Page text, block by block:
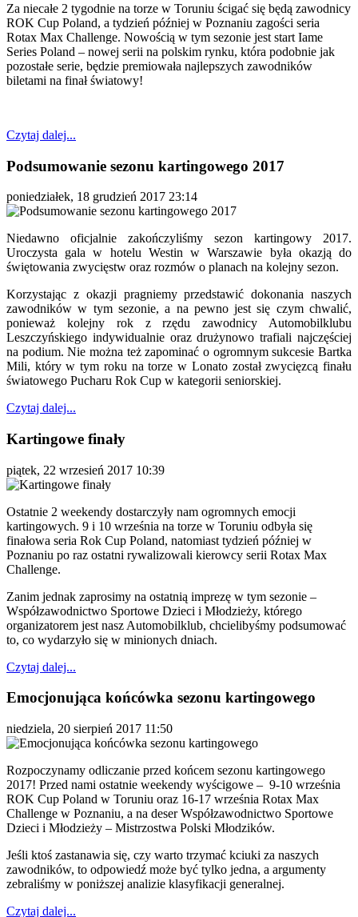
Za niecałe 2 tygodnie na torze w Toruniu ścigać się będą zawodnicy
ROK Cup Poland, a tydzień później w Poznaniu zagości seria
Rotax Max Challenge. Nowością w tym sezonie jest start Iame
Series Poland – nowej serii na polskim rynku, która podobnie jak
pozostałe serie, będzie premiowała najlepszych zawodników
biletami na finał światowy!
Czytaj dalej...
Podsumowanie sezonu kartingowego 2017
poniedziałek, 18 grudzień 2017 23:14
Niedawno oficjalnie zakończyliśmy sezon kartingowy 2017.
Uroczysta gala w hotelu Westin w Warszawie była okazją do
świętowania zwycięstw oraz rozmów o planach na kolejny sezon.
Korzystając z okazji pragniemy przedstawić dokonania naszych
zawodników w tym sezonie, a na pewno jest się czym chwalić,
ponieważ kolejny rok z rzędu zawodnicy Automobilklubu
Leszczyńskiego indywidualnie oraz drużynowo trafiali najczęściej
na podium. Nie można też zapominać o ogromnym sukcesie Bartka
Mili, który w tym roku na torze w Lonato został zwycięzcą finału
światowego Pucharu Rok Cup w kategorii seniorskiej.
Czytaj dalej...
Kartingowe finały
piątek, 22 wrzesień 2017 10:39
Ostatnie 2 weekendy dostarczyły nam ogromnych emocji
kartingowych. 9 i 10 września na torze w Toruniu odbyła się
finałowa seria Rok Cup Poland, natomiast tydzień później w
Poznaniu po raz ostatni rywalizowali kierowcy serii Rotax Max
Challenge.
Zanim jednak zaprosimy na ostatnią imprezę w tym sezonie –
Współzawodnictwo Sportowe Dzieci i Młodzieży, którego
organizatorem jest nasz Automobilklub, chcielibyśmy podsumować
to, co wydarzyło się w minionych dniach.
Czytaj dalej...
Emocjonująca końcówka sezonu kartingowego
niedziela, 20 sierpień 2017 11:50
Rozpoczynamy odliczanie przed końcem sezonu kartingowego
2017! Przed nami ostatnie weekendy wyścigowe – 9-10 września
ROK Cup Poland w Toruniu oraz 16-17 września Rotax Max
Challenge w Poznaniu, a na deser Współzawodnictwo Sportowe
Dzieci i Młodzieży – Mistrzostwa Polski Młodzików.
Jeśli ktoś zastanawia się, czy warto trzymać kciuki za naszych
zawodników, to odpowiedź może być tylko jedna, a argumenty
zebraliśmy w poniższej analizie klasyfikacji generalnej.
Czytaj dalej...